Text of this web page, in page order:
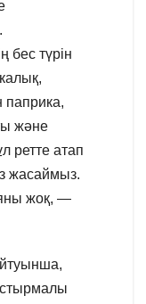
бес түрін
паприка,
және
ретте атап
жасаймыз.
жоқ, —